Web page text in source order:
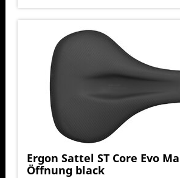
Ergon Sattel ST Core Evo
Öffnung black